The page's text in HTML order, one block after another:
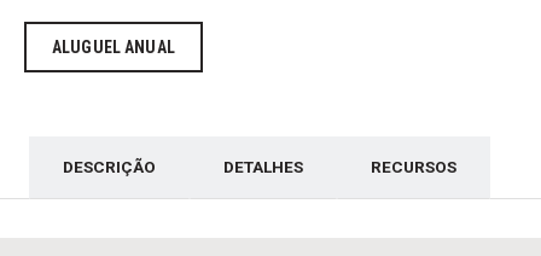
ALUGUEL ANUAL
DESCRIÇÃO DETALHES RECURSOS